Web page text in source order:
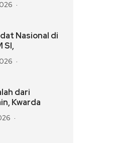
Nasional di
SI,
dari
Kwarda